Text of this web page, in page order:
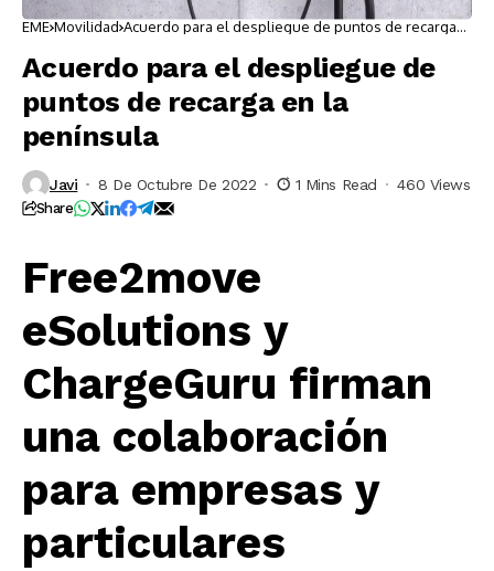
EME Movilidad Acuerdo para el despliegue de puntos de recarga
Acuerdo para el despliegue de
puntos de recarga en la
península
Javi 8 De Octubre De 2022 1 Mins Read 460 Views
Share
Free2move
eSolutions y
ChargeGuru firman
una colaboración
para empresas y
particulares